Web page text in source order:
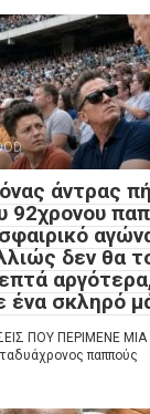
άντρας
92χρονου
δεν θα
ένα σκληρό
ΠΟΥ ΠΕΡΙΜΕΝΕ
παππούς